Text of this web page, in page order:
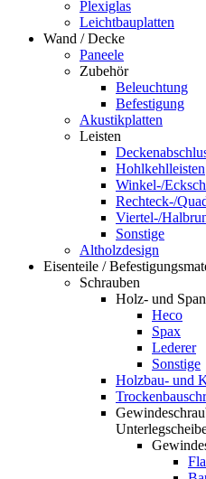
Plexiglas
Leichtbauplatten
Wand / Decke
Paneele
Zubehör
Beleuchtung
Befestigung
Akustikplatten
Leisten
Hohlkehlleisten
Winkel-/
Rechteck-/
Viertel-/
Sonstige
Altholzdesign
Eisenteile /
Schrauben
Holz- und
Heco
Spax
Lederer
Sonstige
Holzbau- und